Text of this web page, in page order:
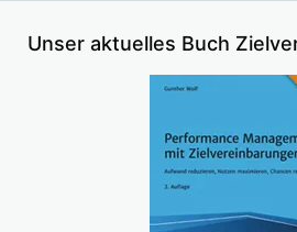
Unser aktuelles Buch